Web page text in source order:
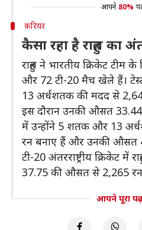
आपने 80%
करियर
कैसा रहा है राहुल का
राहुल ने भारतीय क्रिकेट टीम
और 72 टी-20 मैच खेले हैं।
13 अर्धशतक की मदद से
इस दौरान उनकी औसत 33.44
में उन्होंने 5 शतक और 13
रन बनाए हैं और उनकी औसत
टी-20 अंतरराष्ट्रीय क्रिकेट में
37.75 की औसत से 2,265 रन
आपने पूरा